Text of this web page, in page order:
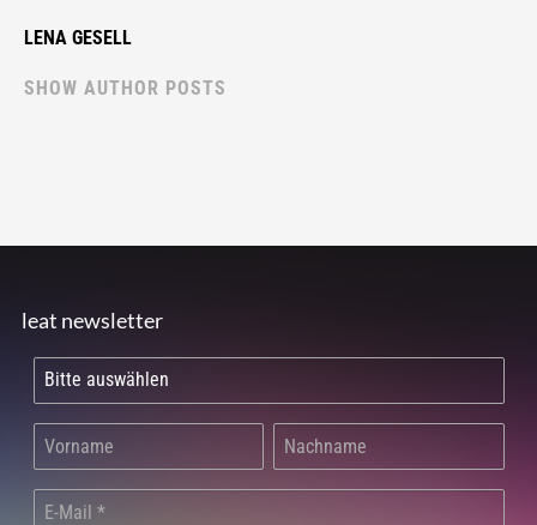
LENA GESELL
SHOW AUTHOR POSTS
leat newsletter